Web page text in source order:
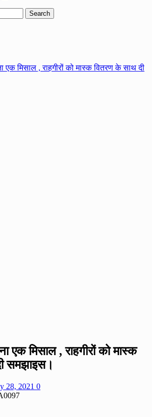
एक मिसाल , राहगीरों को मास्क वितरण के साथ दी
एक मिसाल , राहगीरों को मास्क
समझाइस।
28, 2021 0